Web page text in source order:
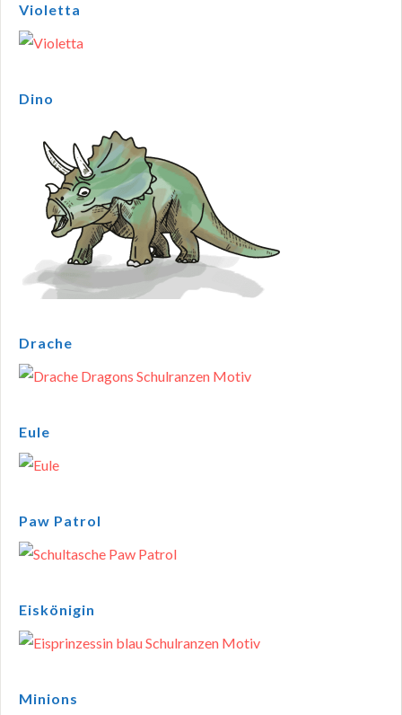
Violetta
Dino
Drache
Eule
Paw Patrol
Eiskönigin
Minions